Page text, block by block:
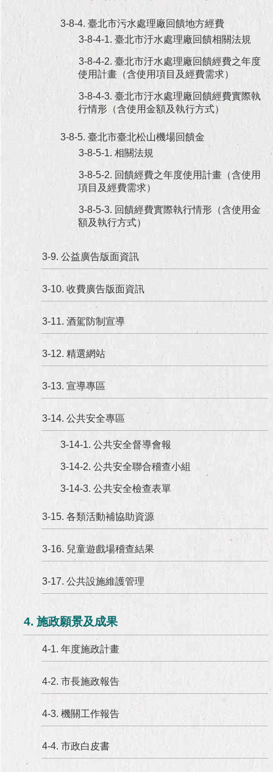
3-8-4. 臺北市污水處理廠回饋地方經費
3-8-4-1. 臺北市汙水處理廠回饋相關法規
3-8-4-2. 臺北市汙水處理廠回饋經費之年度
使用計畫（含使用項目及經費需求）
3-8-4-3. 臺北市汙水處理廠回饋經費實際執
行情形（含使用金額及執行方式）
3-8-5. 臺北市臺北松山機場回饋金
3-8-5-1. 相關法規
3-8-5-2. 回饋經費之年度使用計畫（含使用
項目及經費需求）
3-8-5-3. 回饋經費實際執行情形（含使用金
額及執行方式）
3-9. 公益廣告版面資訊
3-10. 收費廣告版面資訊
3-11. 酒駕防制宣導
3-12. 精選網站
3-13. 宣導專區
3-14. 公共安全專區
3-14-1. 公共安全督導會報
3-14-2. 公共安全聯合稽查小組
3-14-3. 公共安全檢查表單
3-15. 各類活動補協助資源
3-16. 兒童遊戲場稽查結果
3-17. 公共設施維護管理
4. 施政願景及成果
4-1. 年度施政計畫
4-2. 市長施政報告
4-3. 機關工作報告
4-4. 市政白皮書